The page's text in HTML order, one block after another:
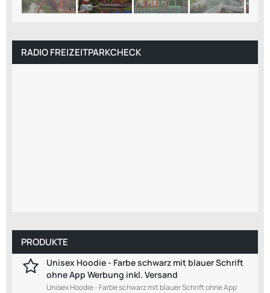
RADIO FREIZEITPARKCHECK
PRODUKTE
Unisex Hoodie - Farbe schwarz mit blauer Schrift
ohne App Werbung inkl. Versand
Unisex Hoodie - Farbe schwarz mit blauer Schrift ohne App